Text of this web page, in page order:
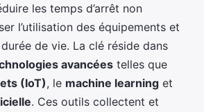
les temps d’arrêt non
l’utilisation des équipements et
de vie. La clé réside dans
avancées telles que
(IoT), le machine learning et
. Ces outils collectent et